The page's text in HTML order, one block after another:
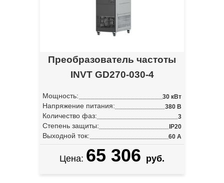
Преобразователь частоты
INVT GD270-030-4
Мощность: 30 кВт
Напряжение питания: 380 В
Количество фаз: 3
Степень защиты: IP20
Выходной ток: 60 А
Цена: 65 306 руб.